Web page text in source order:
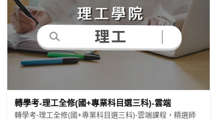
轉學考-理工全修(國+專業科目選三科)-雲端
轉學考-理工全修(國+專業科目選三科)-雲端課程，精選師